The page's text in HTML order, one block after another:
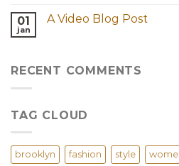
01
jan
A Video Blog Post
RECENT COMMENTS
TAG CLOUD
brooklyn fashion style